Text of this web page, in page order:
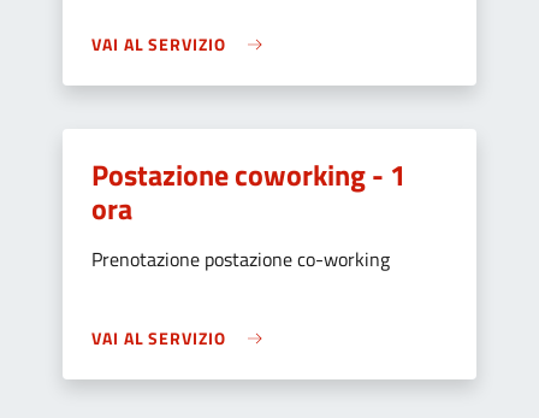
VAI AL SERVIZIO
Postazione coworking - 1
ora
Prenotazione postazione co-working
VAI AL SERVIZIO